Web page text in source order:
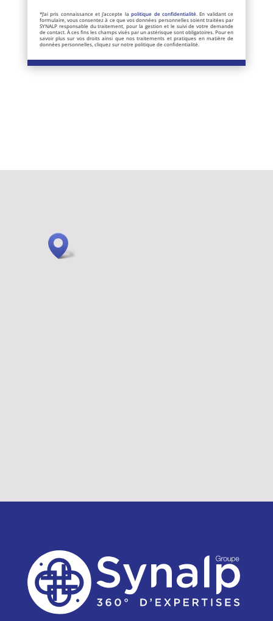
*J’ai pris connaissance et j’accepte lapolitique de confidentialité . En validant ce
formulaire, vous consentez à ce que vos données personnelles soient traitées par
SYNALP responsable du traitement, pour la gestion et le suivi de votre demande
de contact. À ces fins les champs visés par un astérisque sont obligatoires. Pour en
savoir plus sur vos droits ainsi que nos traitements et pratiques en matière de
données personnelles, cliquez sur notre politique de confidentialité.